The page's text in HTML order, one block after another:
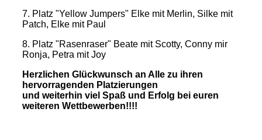
7. Platz "Yellow Jumpers" Elke mit Merlin, Silke mit
Patch, Elke mit Paul
8. Platz "Rasenraser" Beate mit Scotty, Conny mir
Ronja, Petra mit Joy
Herzlichen Glückwunsch an Alle zu ihren
hervorragenden Platzierungen
und weiterhin viel Spaß und Erfolg bei euren
weiteren Wettbewerben!!!!